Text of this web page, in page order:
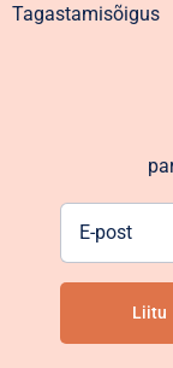
Tagastamisõigus
Liitu